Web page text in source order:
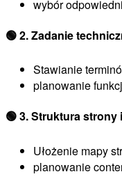
wybór
🟢2. Zadanie
Stawianie
planowanie
🟢3. Struktura strony
Ułożenie mapy
planowanie